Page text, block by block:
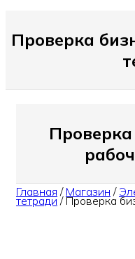
Проверка
Главная / Магазин /
тетради/Проверка